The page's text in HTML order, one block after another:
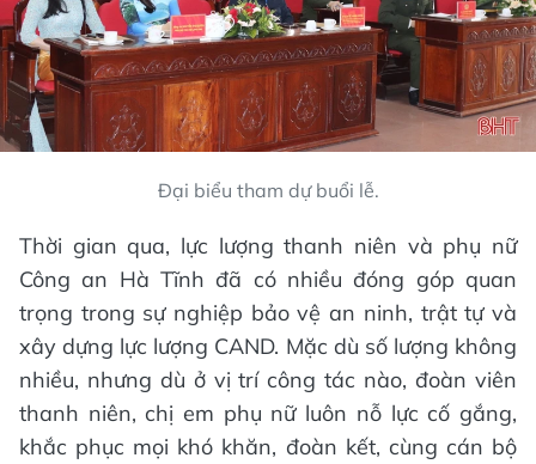
Đại biểu tham dự buổi lễ.
Thời gian qua, lực lượng thanh niên và phụ nữ
Công an Hà Tĩnh đã có nhiều đóng góp quan
trọng trong sự nghiệp bảo vệ an ninh, trật tự và
xây dựng lực lượng CAND. Mặc dù số lượng không
nhiều, nhưng dù ở vị trí công tác nào, đoàn viên
thanh niên, chị em phụ nữ luôn nỗ lực cố gắng,
khắc phục mọi khó khăn, đoàn kết, cùng cán bộ